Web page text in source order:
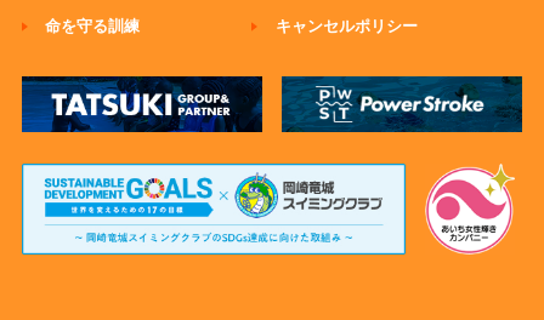
命を守る訓練 キャンセルポリシー